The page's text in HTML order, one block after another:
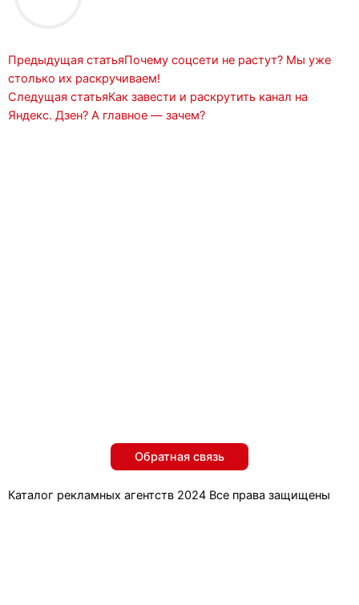
Prev
Предыдущая статьяПочему соцсети не растут? Мы уже
столько их раскручиваем!
Следущая статьяКак завести и раскрутить канал на
Яндекс. Дзен? А главное — зачем?
Next
Обратная связь
Каталог рекламных агентств 2024 Все права защищены